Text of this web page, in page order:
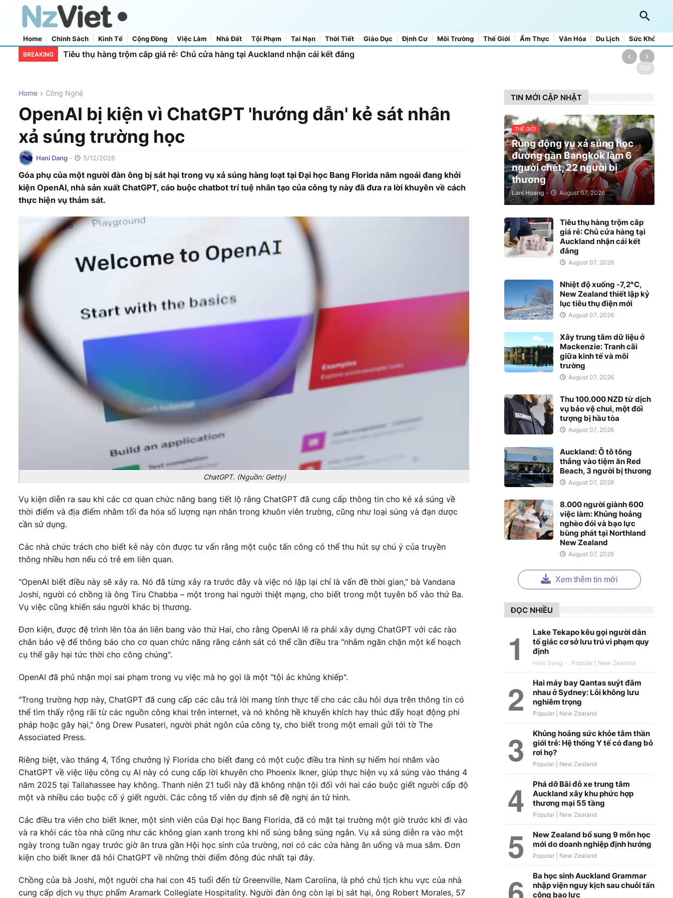
Home Chính Sách Kinh Tế Cộng Đồng Việc Làm Nhà Đất Tội Phạm Tai Nạn Thời Tiết Giáo Dục Định Cư Môi Trường Thế Giới Ẩm Thực Văn Hóa Du Lịch Sức Khỏe
Home About Us
Contact Us
BREAKING
Nhiệt độ xuống -7,2°C, New Zealand thiết lập kỷ lục tiêu thụ điện mới
TOP
Home Công Nghệ
OpenAI bị kiện vì ChatGPT 'hướng dẫn' kẻ sát nhân
xả súng trường học
Hani Dang - 5/12/2026
Góa phụ của một người đàn ông bị sát hại trong vụ xả súng hàng loạt tại Đại học Bang Florida năm ngoái đang khởi
kiện OpenAI, nhà sản xuất ChatGPT, cáo buộc chatbot trí tuệ nhân tạo của công ty này đã đưa ra lời khuyên về cách
thực hiện vụ thảm sát.
ChatGPT. (Nguồn: Getty)
Vụ kiện diễn ra sau khi các cơ quan chức năng bang tiết lộ rằng ChatGPT đã cung cấp thông tin cho kẻ xả súng về
thời điểm và địa điểm nhằm tối đa hóa số lượng nạn nhân trong khuôn viên trường, cũng như loại súng và đạn dược
cần sử dụng.
Các nhà chức trách cho biết kẻ này còn được tư vấn rằng một cuộc tấn công có thể thu hút sự chú ý của truyền
thông nhiều hơn nếu có trẻ em liên quan.
"OpenAI biết điều này sẽ xảy ra. Nó đã từng xảy ra trước đây và việc nó lặp lại chỉ là vấn đề thời gian," bà Vandana
Joshi, người có chồng là ông Tiru Chabba – một trong hai người thiệt mạng, cho biết trong một tuyên bố vào thứ Ba.
Vụ việc cũng khiến sáu người khác bị thương.
Đơn kiện, được đệ trình lên tòa án liên bang vào thứ Hai, cho rằng OpenAI lẽ ra phải xây dựng ChatGPT với các rào
chắn bảo vệ để thông báo cho cơ quan chức năng rằng cảnh sát có thể cần điều tra "nhằm ngăn chặn một kế hoạch
cụ thể gây hại tức thời cho công chúng".
OpenAI đã phủ nhận mọi sai phạm trong vụ việc mà họ gọi là một "tội ác khủng khiếp".
"Trong trường hợp này, ChatGPT đã cung cấp các câu trả lời mang tính thực tế cho các câu hỏi dựa trên thông tin có
thể tìm thấy rộng rãi từ các nguồn công khai trên internet, và nó không hề khuyến khích hay thúc đẩy hoạt động phi
pháp hoặc gây hại," ông Drew Pusateri, người phát ngôn của công ty, cho biết trong một email gửi tới tờ The
Associated Press.
Riêng biệt, vào tháng 4, Tổng chưởng lý Florida cho biết đang có một cuộc điều tra hình sự hiếm hoi nhắm vào
ChatGPT về việc liệu công cụ AI này có cung cấp lời khuyên cho Phoenix Ikner, giúp thực hiện vụ xả súng vào tháng 4
năm 2025 tại Tallahassee hay không. Thanh niên 21 tuổi này đã không nhận tội đối với hai cáo buộc giết người cấp độ
một và nhiều cáo buộc cố ý giết người. Các công tố viên dự định sẽ đề nghị án tử hình.
Các điều tra viên cho biết Ikner, một sinh viên của Đại học Bang Florida, đã có mặt tại trường một giờ trước khi đi vào
và ra khỏi các tòa nhà cũng như các không gian xanh trong khi nổ súng bằng súng ngắn. Vụ xả súng diễn ra vào một
ngày trong tuần ngay trước giờ ăn trưa gần Hội học sinh của trường, nơi có các cửa hàng ăn uống và mua sắm. Đơn
kiện cho biết Ikner đã hỏi ChatGPT về những thời điểm đông đúc nhất tại đây.
Chồng của bà Joshi, một người cha hai con 45 tuổi đến từ Greenville, Nam Carolina, là phó chủ tịch khu vực của nhà
cung cấp dịch vụ thực phẩm Aramark Collegiate Hospitality. Người đàn ông còn lại bị sát hại, ông Robert Morales, 57
TIN MỚI CẬP NHẬT
THẾ GIỚI
Rúng động vụ xả súng học
đường gần Bangkok làm 6
người chết, 22 người bị
thương
Lani Hoang - August 07, 2026
Tiêu thụ hàng trộm cắp
giá rẻ: Chủ cửa hàng tại
Auckland nhận cái kết
đắng
August 07, 2026
Nhiệt độ xuống -7,2°C,
New Zealand thiết lập kỷ
lục tiêu thụ điện mới
August 07, 2026
Xây trung tâm dữ liệu ở
Mackenzie: Tranh cãi
giữa kinh tế và môi
trường
August 07, 2026
Thu 100.000 NZD từ dịch
vụ bảo vệ chui, một đối
tượng bị hầu tòa
August 07, 2026
Auckland: Ô tô tông
thẳng vào tiệm ăn Red
Beach, 3 người bị thương
August 07, 2026
8.000 người giành 600
việc làm: Khủng hoảng
nghèo đói và bạo lực
bùng phát tại Northland
New Zealand
August 07, 2026
Xem thêm tin mới
ĐỌC NHIỀU
Lake Tekapo kêu gọi người dân
tố giác cơ sở lưu trú vi phạm quy
định
Hani Dang -
Hai máy bay Qantas suýt đâm
nhau ở Sydney: Lỗi không lưu
nghiêm trọng
Khủng hoảng sức khỏe tâm thần
giới trẻ: Hệ thống Y tế có đang bỏ
rơi họ?
Phá dỡ Bãi đỗ xe trung tâm
Auckland xây khu phức hợp
thương mại 55 tầng
New Zealand bổ sung 9 môn học
mới do doanh nghiệp định hướng
Ba học sinh Auckland Grammar
nhập viện nguy kịch sau chuỗi tấn
công bạo lực